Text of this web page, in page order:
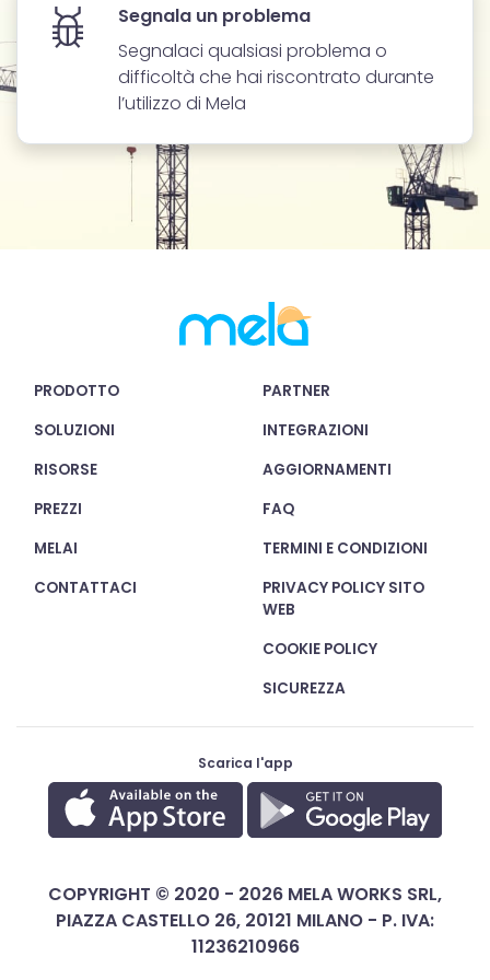
Segnala un problema
Segnalaci qualsiasi problema o
difficoltà che hai riscontrato durante
l’utilizzo di Mela
PRODOTTO
SOLUZIONI
RISORSE
PREZZI
MELAI
CONTATTACI
PARTNER
INTEGRAZIONI
AGGIORNAMENTI
FAQ
TERMINI E CONDIZIONI
PRIVACY POLICY SITO
WEB
COOKIE POLICY
SICUREZZA
Scarica l'app
COPYRIGHT © 2020 - 2026 MELA WORKS SRL,
PIAZZA CASTELLO 26, 20121 MILANO - P. IVA:
11236210966